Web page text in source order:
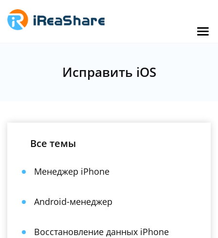
Исправить iOS
Все темы
Менеджер iPhone
Android-менеджер
Восстановление данных iPhone